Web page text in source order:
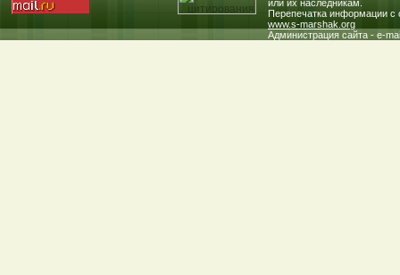
или их наследникам.
Перепечатка информации с
www.s-marshak.org
Администрация сайта - e-